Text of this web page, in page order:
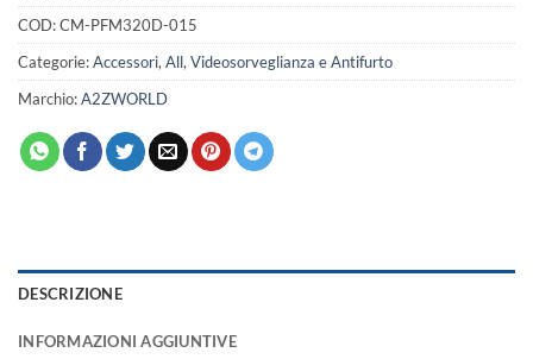
COD:CM-PFM320D-015
Categorie:Accessori, All, Videosorveglianza e Antifurto
Marchio:A2ZWORLD
DESCRIZIONE
INFORMAZIONI AGGIUNTIVE